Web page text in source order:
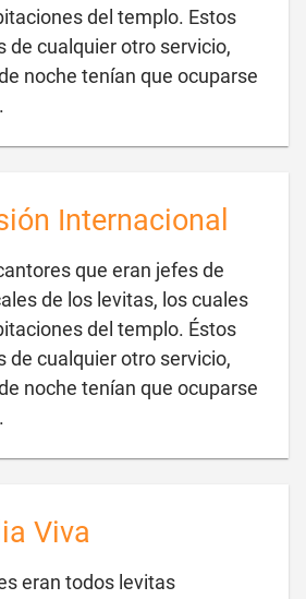
del templo. Estos
de cualquier otro servicio,
noche tenían que ocuparse
Internacional
que eran jefes de
de los levitas, los cuales
del templo. Éstos
de cualquier otro servicio,
noche tenían que ocuparse
Viva
eran todos levitas